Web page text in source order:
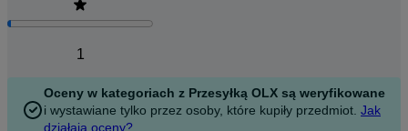
1
Oceny w kategoriach z Przesyłką OLX są weryfikowane
i wystawiane tylko przez osoby, które kupiły przedmiot. Jak
działają oceny?